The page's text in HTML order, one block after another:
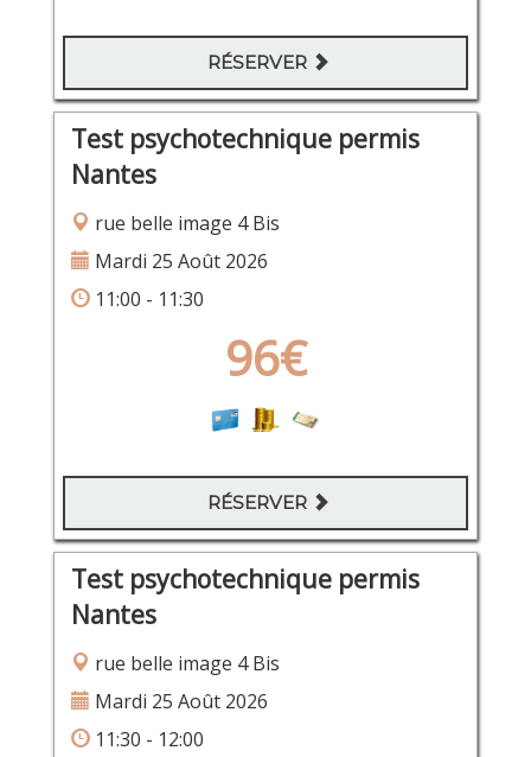
RÉSERVER
Test psychotechnique permis
Nantes
rue belle image 4 Bis
Mardi 25 Août 2026
11:00 - 11:30
96€
RÉSERVER
Test psychotechnique permis
Nantes
rue belle image 4 Bis
Mardi 25 Août 2026
11:30 - 12:00